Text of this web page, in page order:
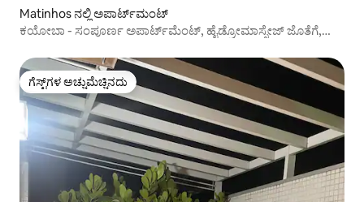
Matinhos ನಲ್ಲಿ ಅಪಾರ್ಟ್‌ಮಂಟ್
ಕಯೋಬಾ - ಸಂಪೂರ್ಣ ಅಪಾರ್ಟ್‌ಮೆಂಟ್, ಹೈಡ್ರೋಮಾಸ್ಸೇಜ್ ಜೊತೆಗೆ,
ಗೆಸ್ಟ್‌ಗಳ ಅಚ್ಚುಮೆಚ್ಚಿನದು
ಗೆಸ್ಟ್‌ಗಳ ಅಚ್ಚುಮೆಚ್ಚಿನದು